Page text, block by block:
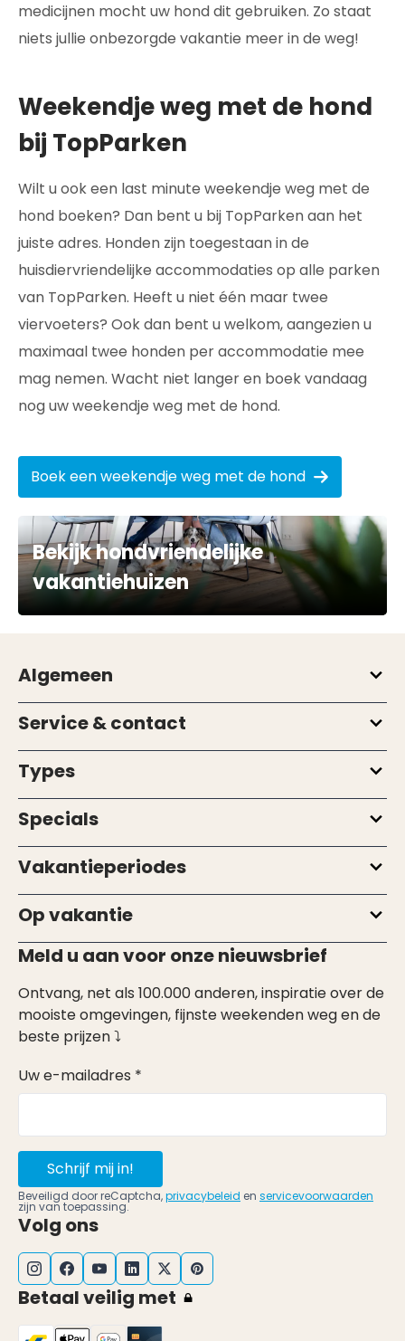
medicijnen mocht uw hond dit gebruiken. Zo staat
niets jullie onbezorgde vakantie meer in de weg!
Weekendje weg met de hond
bij TopParken
Wilt u ook een last minute weekendje weg met de
hond boeken? Dan bent u bij TopParken aan het
juiste adres. Honden zijn toegestaan in de
huisdiervriendelijke accommodaties op alle parken
van TopParken. Heeft u niet één maar twee
viervoeters? Ook dan bent u welkom, aangezien u
maximaal twee honden per accommodatie mee
mag nemen. Wacht niet langer en boek vandaag
nog uw weekendje weg met de hond.
Boek een weekendje weg met de hond
Bekijk hondvriendelijke
vakantiehuizen
Algemeen
Service & contact
Types
Specials
Vakantieperiodes
Op vakantie
Meld u aan voor onze nieuwsbrief
Ontvang, net als 100.000 anderen, inspiratie over de
mooiste omgevingen, fijnste weekenden weg en de
beste prijzen ⤵
Uw e-mailadres *
Schrijf mij in!
Beveiligd door reCaptcha,privacybeleid en servicevoorwaarden
zijn van toepassing.
Volg ons
Betaal veilig met